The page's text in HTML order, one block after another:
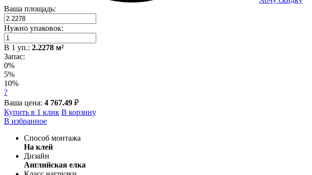
Ваша площадь:
Нужно упаковок:
В 1 уп.: 2.2278 м²
Запас:
0%
5%
10%
?
Ваша цена: 4 767.49 ₽
Купить в 1 клик В корзину
В избранное
Способ монтажа
На клей
Дизайн
Английская елка